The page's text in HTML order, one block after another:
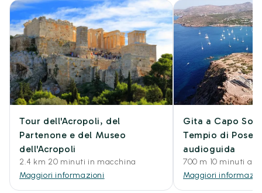
Tour dell'Acropoli, del
Partenone e del Museo
dell'Acropoli
2.4 km 20 minuti in macchina
Maggiori informazioni
Gita a Capo
Tempio di
audioguida
700 m 10 minuti a
Maggiori